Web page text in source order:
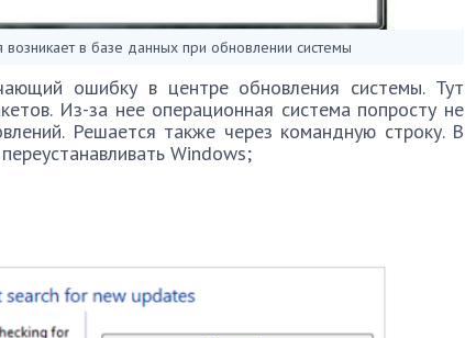
в базе данных при обновлении системы
ошибку в центре обновления системы. Тут
Из-за нее операционная система попросту не
Решается также через командную строку. В
Windows;